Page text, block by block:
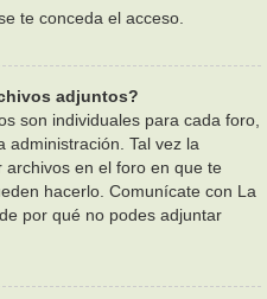
te conceda el acceso.
adjuntos?
son individuales para cada foro,
administración. Tal vez la
en el foro en que te
hacerlo. Comunícate con La
por qué no podes adjuntar